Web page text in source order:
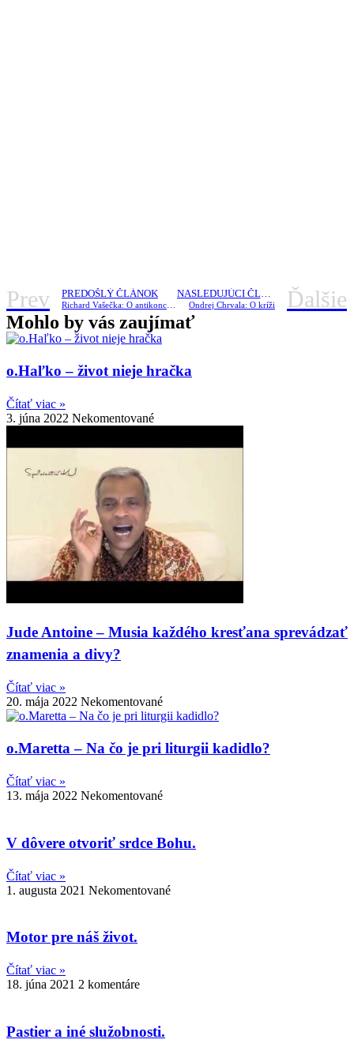
Prev PREDOŠLÝ ČLÁNOK NASLEDUJÚCI ČLÁNOK
Ondrej Chrvala: O kríži Ďalšie
Mohlo by vás zaujímať
o.Haľko – život nieje hračka
Čítať viac »
3. júna 2022 Nekomentované
Jude Antoine – Musia každého kresťana sprevádzať
znamenia a divy?
Čítať viac »
20. mája 2022 Nekomentované
o.Maretta – Na čo je pri liturgii kadidlo?
Čítať viac »
13. mája 2022 Nekomentované
V dôvere otvoriť srdce Bohu.
Čítať viac »
1. augusta 2021 Nekomentované
Motor pre náš život.
Čítať viac »
18. júna 2021 2 komentáre
Pastier a iné služobnosti.